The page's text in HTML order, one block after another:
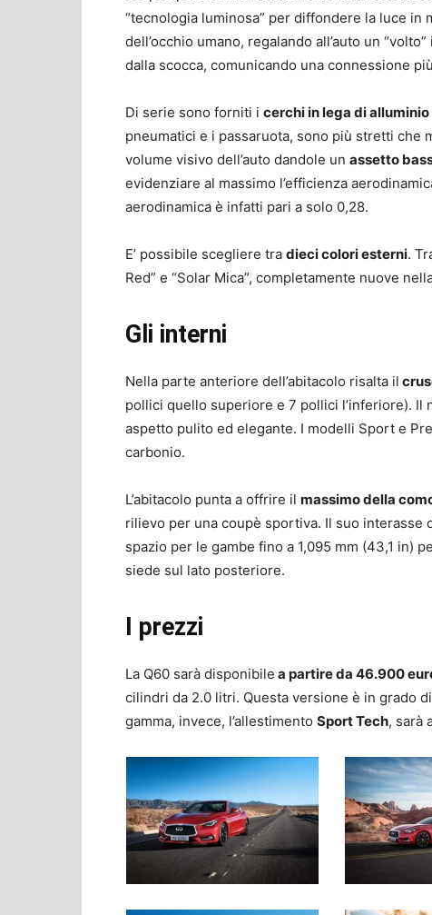
“tecnologia luminosa” per diffondere la luce
dell’occhio umano, regalando all’auto un
dalla scocca, comunicando una connessione
Di serie sono forniti i cerchi in lega di
pneumatici e i passaruota, sono più stretti
volume visivo dell’auto dandole un assetto
evidenziare al massimo l’efficienza
aerodinamica è infatti pari a solo 0,28.
E’ possibile scegliere tra dieci colori esterni.
Red” e “Solar Mica”, completamente nuove
Gli interni
Nella parte anteriore dell’abitacolo risalta il
pollici quello superiore e 7 pollici l’inferiore).
aspetto pulito ed elegante. I modelli Sport e
carbonio.
L’abitacolo punta a offrire il massimo della
rilievo per una coupè sportiva. Il suo interasse
spazio per le gambe fino a 1,095 mm (43,1 in)
siede sul lato posteriore.
I prezzi
La Q60 sarà disponibile a partire da 46.900
cilindri da 2.0 litri. Questa versione è in grado
gamma, invece, l’allestimento Sport Tech, sarà